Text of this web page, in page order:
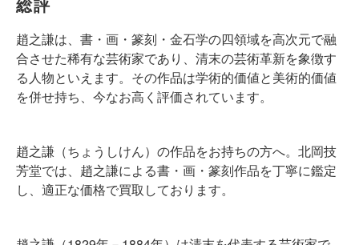
趙之謙は、書・画・篆刻・金石学の四領域を高次元で融
合させた稀有な芸術家であり、清末の芸術革新を象徴す
る人物といえます。その作品は学術的価値と美術的価値
を併せ持ち、今なお高く評価されています。
趙之謙（ちょうしけん）の作品をお持ちの方へ。北岡技
芳堂では、趙之謙による書・画・篆刻作品を丁寧に鑑定
し、適正な価格で買取しております。